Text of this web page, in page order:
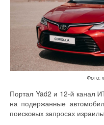
Фото:
Портал Yad2 и 12-й канал
на подержанные
поисковых запросах